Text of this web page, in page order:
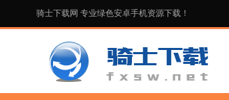
骑士下载网 专业绿色安卓手机资源下载！